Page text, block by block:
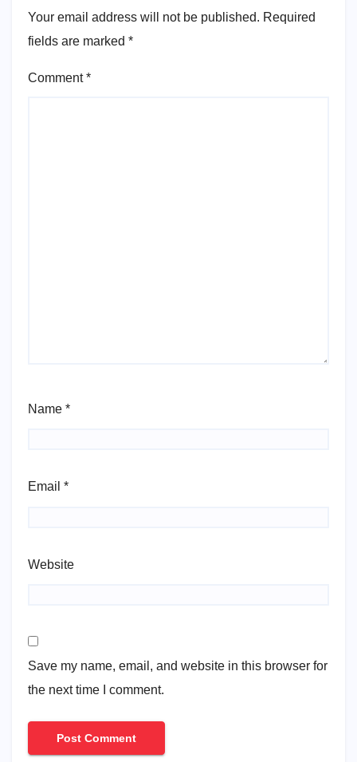
Your email address will not be published. Required
fields are marked *
Comment*
Name *
Email *
Website
Save my name, email, and website in this browser for
the next time I comment.